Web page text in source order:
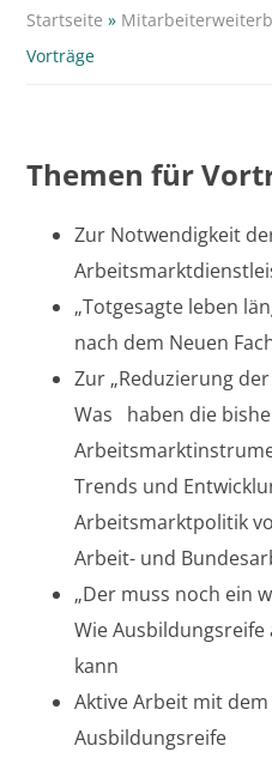
Startseite »
Vorträge
Themen für
Zur Notwendigkeit
„Totgesagte leben
nach dem Neuen
Zur „Reduzierung
Was haben die
Trends und
Arbeitsmarktpolitik
Arbeit- und
„Der muss noch ein
Wie
kann
Aktive Arbeit mit
Ausbildungsreife